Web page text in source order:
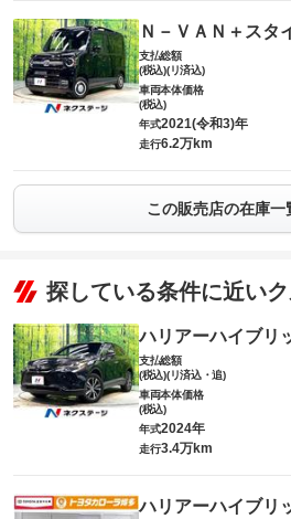
Ｎ－ＶＡＮ＋スタ
支払総額
(税込)(リ済込)
車両本体価格
(税込)
年式2021(令和3)年
走行6.2万km
この販売店の在庫一
探している条件に近い
ハリアーハイブリ
支払総額
(税込)(リ済込・追)
車両本体価格
(税込)
年式2024年
走行3.4万km
ハリアーハイブリ